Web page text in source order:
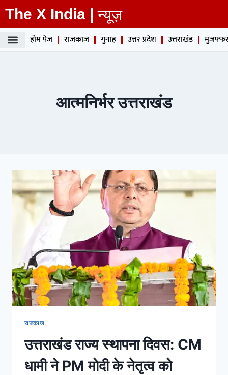
The X India | न्यूज़
होम पेज राजकाज गुनाह उत्तर प्रदेश उत्तराखंड
आत्मनिर्भर उत्तराखंड
राजकाज
उत्तराखंड राज्य स्थापना दिवस: CM
धामी ने PM मोदी के नेतृत्व को